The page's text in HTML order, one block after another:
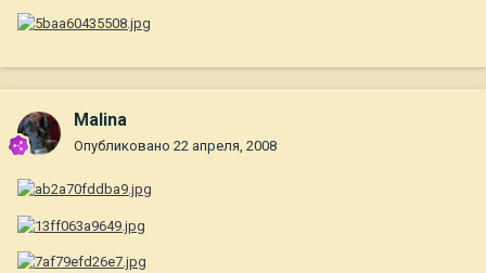
Malina
Опубликовано 22 апреля, 2008